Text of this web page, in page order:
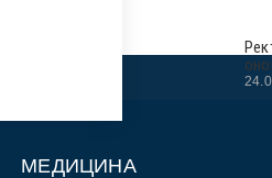
МЕДИЦИНА